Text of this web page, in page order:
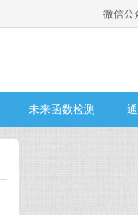
微信公
未来函数检测